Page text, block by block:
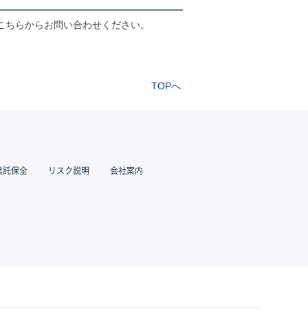
らからお問い合わせください。
TOPへ
託保全 リスク説明 会社案内